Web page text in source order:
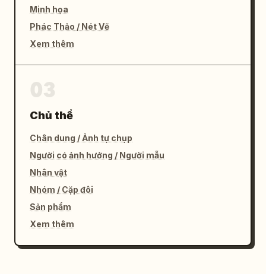
Minh họa
Phác Thảo / Nét Vẽ
Xem thêm
Chủ thể
Chân dung / Ảnh tự chụp
Người có ảnh hưởng / Người mẫu
Nhân vật
Nhóm / Cặp đôi
Sản phẩm
Xem thêm